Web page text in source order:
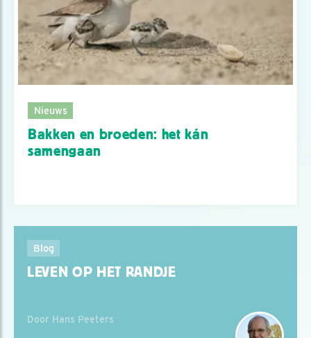
Nieuws
Bakken en broeden: het kán
samengaan
Blog
LEVEN OP HET RANDJE
Door Hans Peeters